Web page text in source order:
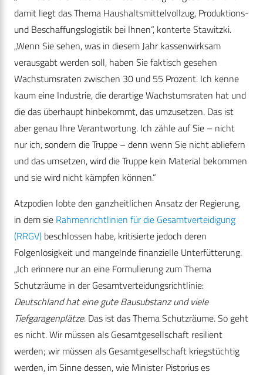
damit liegt das Thema Haushaltsmittelvollzug, Produktions-
und Beschaffungslogistik bei Ihnen“, konterte Stawitzki.
„Wenn Sie sehen, was in diesem Jahr kassenwirksam
verausgabt werden soll, haben Sie faktisch gesehen
Wachstumsraten zwischen 30 und 55 Prozent. Ich kenne
kaum eine Industrie, die derartige Wachstumsraten hat und
die das überhaupt hinbekommt, das umzusetzen. Das ist
aber genau Ihre Verantwortung. Ich zähle auf Sie – nicht
nur ich, sondern die Truppe – denn wenn Sie nicht abliefern
und das umsetzen, wird die Truppe kein Material bekommen
und sie wird nicht kämpfen können.“
Atzpodien lobte den ganzheitlichen Ansatz der Regierung,
in dem sie Rahmenrichtlinien für die Gesamtverteidigung
(RRGV) beschlossen habe, kritisierte jedoch deren
Folgenlosigkeit und mangelnde finanzielle Unterfütterung.
„Ich erinnere nur an eine Formulierung zum Thema
Schutzräume in der Gesamtverteidungsrichtlinie:
Deutschland hat eine gute Bausubstanz und viele
Tiefgaragenplätze. Das ist das Thema Schutzräume. So geht
es nicht. Wir müssen als Gesamtgesellschaft resilient
werden; wir müssen als Gesamtgesellschaft kriegstüchtig
werden, im Sinne dessen, wie Minister Pistorius es